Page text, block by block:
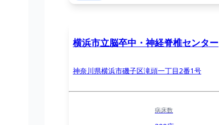
横浜市立脳卒中・神経脊椎センター
神奈川県横浜市磯子区滝頭一丁目2番1号
病床数